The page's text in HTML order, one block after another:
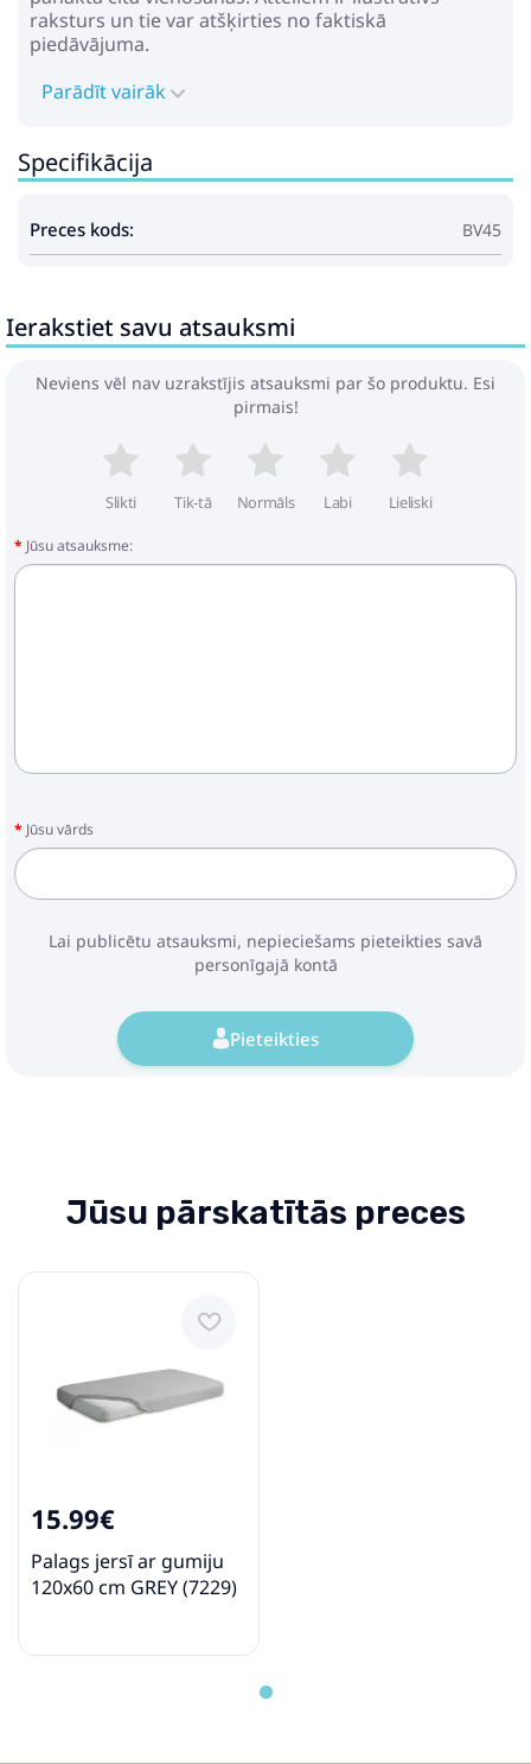
raksturs un tie var atšķirties no faktiskā
piedāvājuma.
Parādīt vairāk
Specifikācija
Preces kods: BV45
Ierakstiet savu atsauksmi
Neviens vēl nav uzrakstījis atsauksmi par šo produktu. Esi
pirmais!
Slikti Tik-tā Normāls Labi Lieliski
Jūsu atsauksme:
Jūsu vārds
Lai publicētu atsauksmi, nepieciešams pieteikties savā
personīgajā kontā
Pieteikties
Jūsu pārskatītās preces
15.99€
Palags jersī ar gumiju
120x60 cm GREY (7229)